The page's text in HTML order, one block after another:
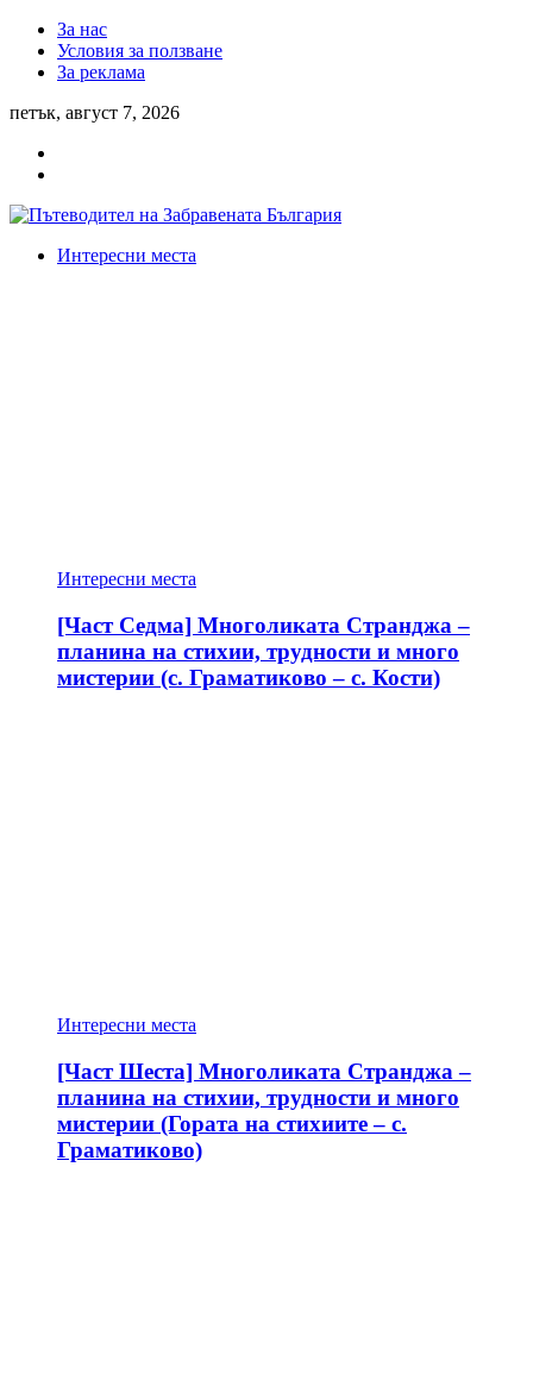
За нас
Условия за ползване
За реклама
петък, август 7, 2026
Интересни места
Интересни места
[Част Седма] Многоликата Странджа –
планина на стихии, трудности и много
мистерии (с. Граматиково – с. Кости)
Интересни места
[Част Шеста] Многоликата Странджа –
планина на стихии, трудности и много
мистерии (Гората на стихиите – с.
Граматиково)